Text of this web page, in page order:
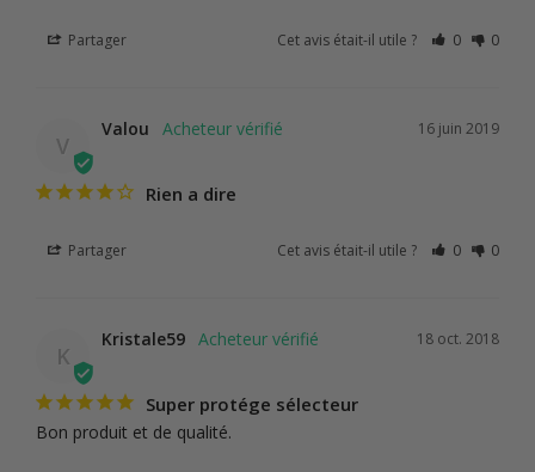
Partager Cet avis était-il utile ? 0 0
V
16 juin 2019
Valou
Rien a dire
Partager Cet avis était-il utile ? 0 0
K
18 oct. 2018
Kristale59
Super protége sélecteur
Bon produit et de qualité.